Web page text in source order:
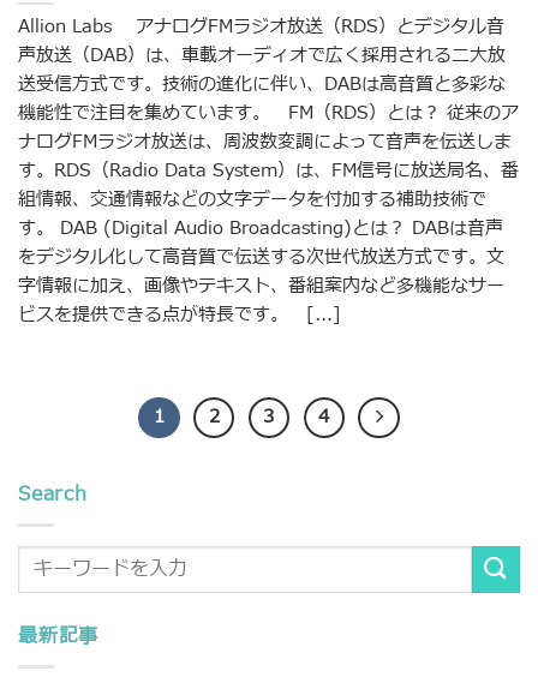
Allion Labs アナログFMラジオ放送（RDS）とデジタル音
声放送（DAB）は、車載オーディオで広く採用される二大放
送受信方式です。技術の進化に伴い、DABは高音質と多彩な
機能性で注目を集めています。 FM（RDS）とは？ 従来のア
ナログFMラジオ放送は、周波数変調によって音声を伝送しま
す。RDS（Radio Data System）は、FM信号に放送局名、番
組情報、交通情報などの文字データを付加する補助技術で
す。 DAB (Digital Audio Broadcasting)とは？ DABは音声
をデジタル化して高音質で伝送する次世代放送方式です。文
字情報に加え、画像やテキスト、番組案内など多機能なサー
ビスを提供できる点が特長です。 [...]
1 2 3 4
Search
最新記事